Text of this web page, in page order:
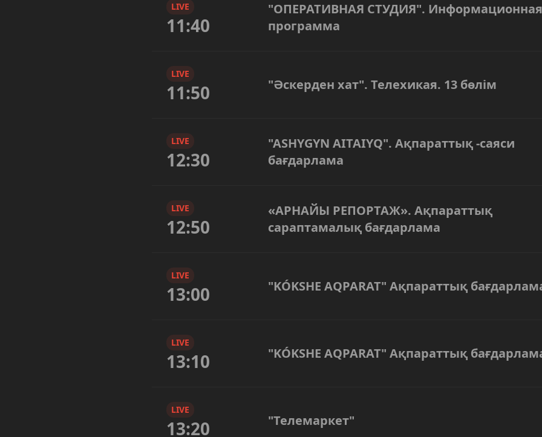
LIVE
11:40
"ОПЕРАТИВНАЯ СТУДИЯ". Информационная
программа
LIVE
11:50 "Әскерден хат". Телехикая. 13 бөлім
LIVE
12:30
"ASHYGYN AITAIYQ". Ақпараттық -саяси
бағдарлама
LIVE
12:50
«АРНАЙЫ РЕПОРТАЖ». Ақпараттық
сараптамалық бағдарлама
LIVE
13:00 "KÓKSHE AQPARAT" Ақпараттық
LIVE
13:10 "KÓKSHE AQPARAT" Ақпараттық
LIVE
13:20 "Телемаркет"